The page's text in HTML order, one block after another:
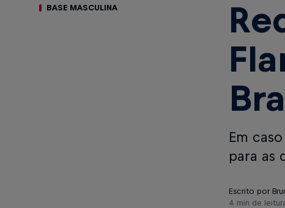
BASE MASCULINA
Em
para as
Escrito por
4 min de